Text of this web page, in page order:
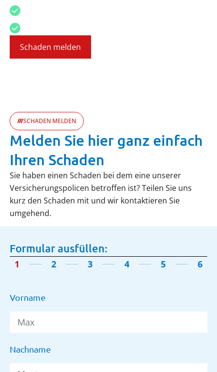
Schaden melden
SCHADEN MELDEN
Melden Sie hier ganz einfach
Ihren Schaden
Sie haben einen Schaden bei dem eine unserer
Versicherungspolicen betroffen ist? Teilen Sie uns
kurz den Schaden mit und wir kontaktieren Sie
umgehend.
Formular ausfüllen:
1 2 3 4 5 6
Vorname
Nachname